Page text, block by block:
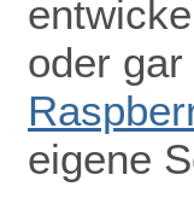
oder
eigene